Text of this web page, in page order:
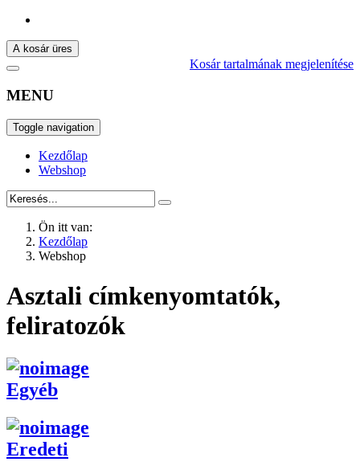
A kosár üres
Kosár tartalmának megjelenítése
MENU
Toggle navigation
Kezdőlap
Webshop
Ön itt van:
Kezdőlap
Webshop
Asztali címkenyomtatók,
feliratozók
Egyéb
Eredeti